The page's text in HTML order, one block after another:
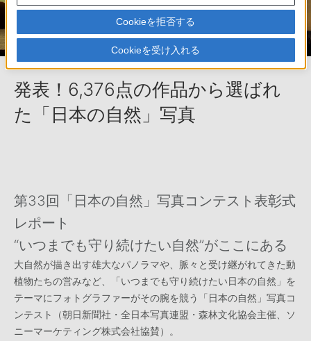
発表！6,376点の作品から選ばれ
た「日本の自然」写真
第33回「日本の自然」写真コンテスト表彰式
レポート
“いつまでも守り続けたい自然”がここにある
大自然が描き出す雄大なパノラマや、脈々と受け継がれてきた動
植物たちの営みなど、「いつまでも守り続けたい日本の自然」を
テーマにフォトグラファーがその腕を競う「日本の自然」写真コ
ンテスト（朝日新聞社・全日本写真連盟・森林文化協会主催、ソ
ニーマーケティング株式会社協賛）。
Cookieを拒否する
Cookieを受け入れる